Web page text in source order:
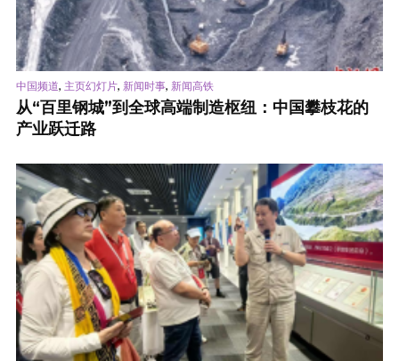
中国频道, 主页幻灯片, 新闻时事, 新闻高铁
从“百里钢城”到全球高端制造枢纽：中国攀枝花的
产业跃迁路